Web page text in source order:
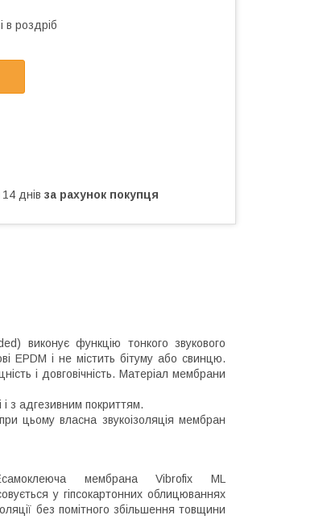
в роздріб
днів за рахунок покупця
виконує функцію тонкого звукового
EPDM і не містить бітуму або свинцю.
і довговічність. Матеріал мембрани
з адгезивним покриттям.
цьому власна звукоізоляція мембран
мембрана Vibrofix ML
у гіпсокартонних облицюваннях
без помітного збільшення товщини